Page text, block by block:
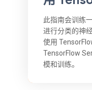
此指南会训练
进行分类的神
使用
TensorFlow
模和训练。